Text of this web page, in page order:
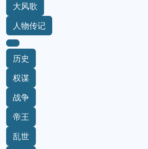
大风歌
人物传记
历史
权谋
战争
帝王
乱世